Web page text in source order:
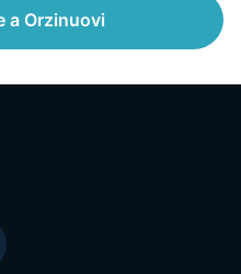
a Orzinuovi